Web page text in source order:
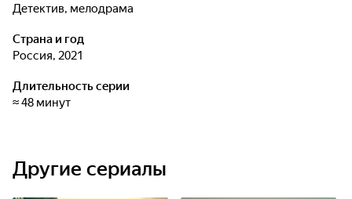
детектив, мелодрама
Страна и год
Россия, 2021
Длительность серии
≈ 48 минут
Другие сериалы